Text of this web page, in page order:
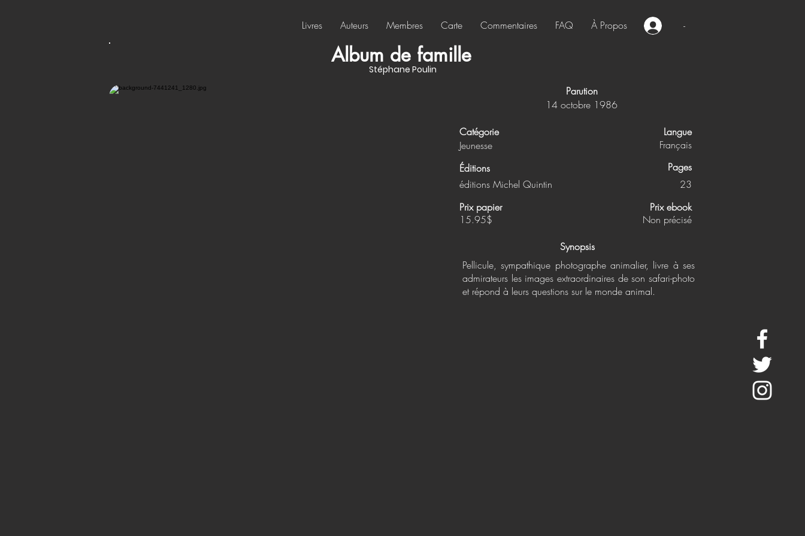
Livres Auteurs Membres Carte Commentaires FAQ À Propos -
Album de famille
Stéphane Poulin
Parution
14 octobre 1986
Catégorie
Jeunesse
Langue
Français
Éditions
Pages
éditions Michel Quintin
23
Prix papier
15.95$
Prix ebook
Non précisé
Synopsis
Pellicule, sympathique photographe animalier, livre à ses
admirateurs les images extraordinaires de son safari-photo
et répond à leurs questions sur le monde animal.